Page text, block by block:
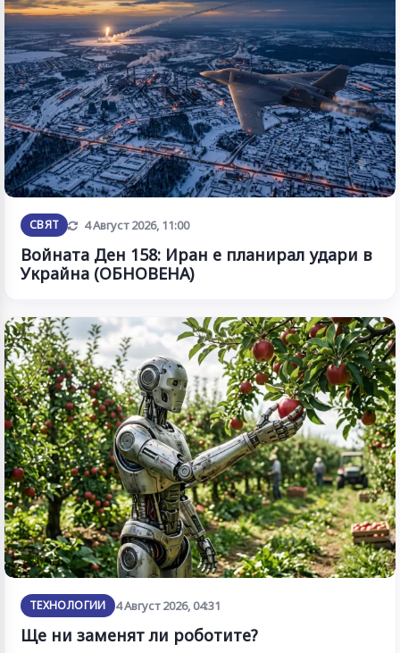
СВЯТ Обновена
4 Август 2026, 11:00
Войната Ден 158: Иран е планирал удари в
Украйна (ОБНОВЕНА)
ТЕХНОЛОГИИ 4 Август 2026, 04:31
Ще ни заменят ли роботите?